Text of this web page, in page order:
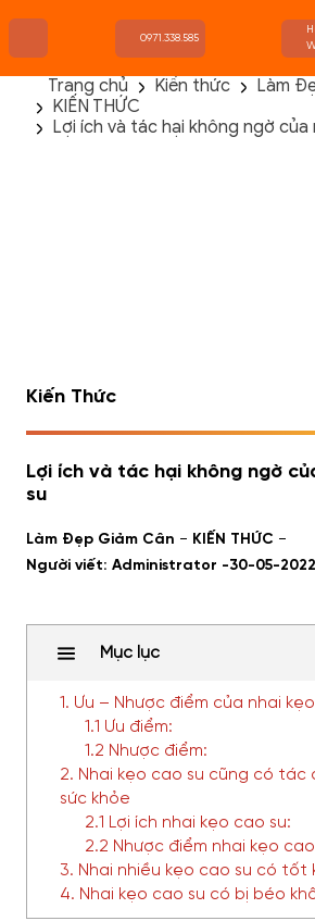
TRANG CHỦ
FLASH SALE
0971.338.585
Trang chủ Kiến thức
Làm
KIẾN THỨC
Lợi ích và tác hại không ngờ của
Kiến Thức
Lợi ích và tác hại không ngờ
su
Làm Đẹp Giảm Cân - KIẾN THỨC -
Người viết: Administrator -30-05-2022
Mục lục
1. Ưu – Nhược điểm của nhai
1.1 Ưu điểm:
1.2 Nhược điểm:
2. Nhai kẹo cao su cũng có tác
sức khỏe
2.1 Lợi ích nhai kẹo cao su:
2.2 Nhược điểm nhai kẹo cao
3. Nhai nhiều kẹo cao su có tốt
4. Nhai kẹo cao su có bị béo